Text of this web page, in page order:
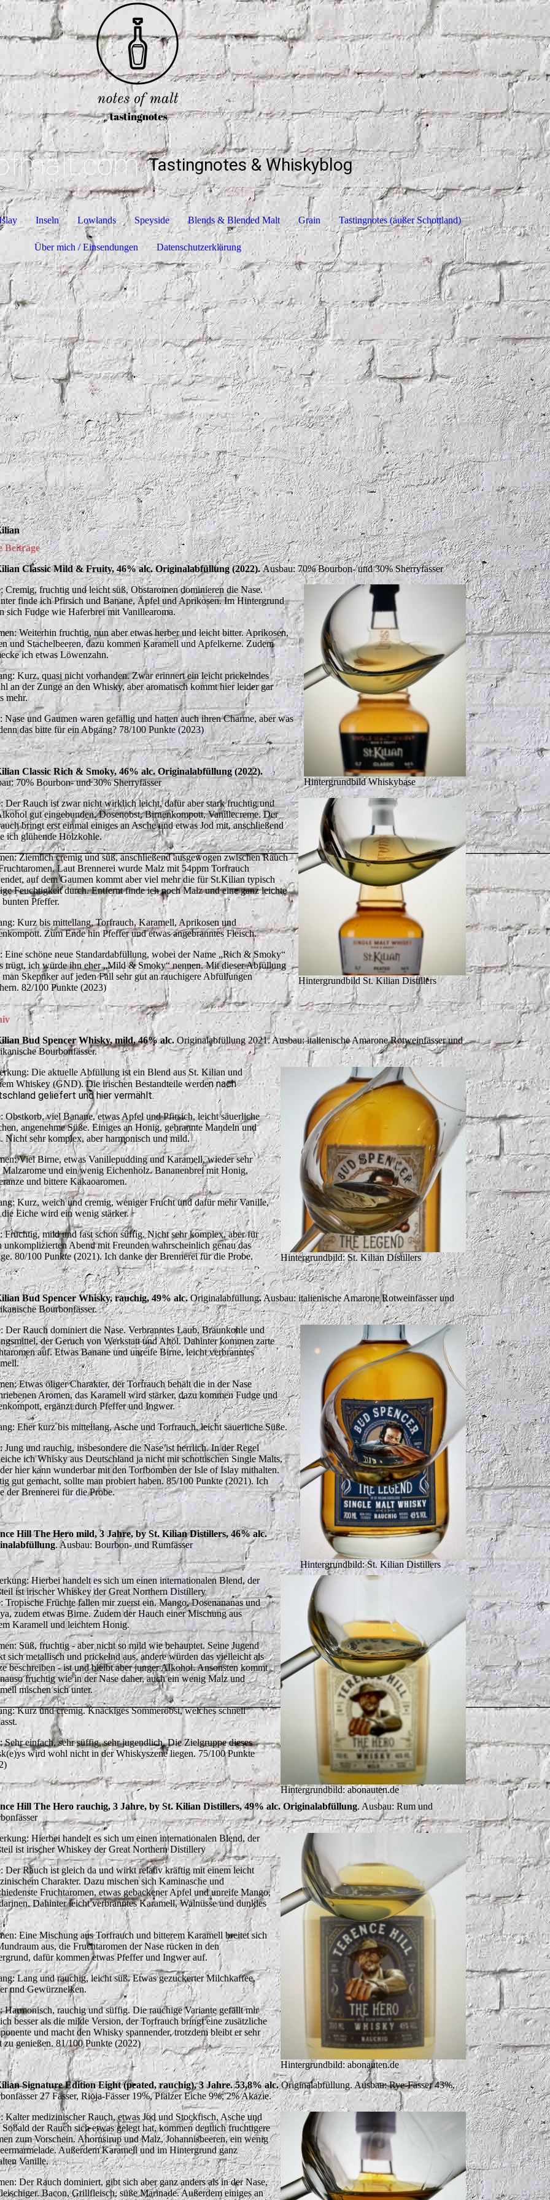
Tastingnotes & Whiskyblog
Inseln Lowlands Speyside Blends & Blended Malt Grain Tastingnotes (außer Schottland)
Über mich / Einsendungen Datenschutzerklärung
Beiträge
Classic Mild & Fruity, 46% alc. Originalabfüllung (2022).Ausbau: 70% Bourbon- und 30% Sherryfässer
Hintergrundbild Whiskybase
Cremig, fruchtig und leicht süß, Obstaromen dominieren die Nase.
finde ich Pfirsich und Banane, Äpfel und Aprikosen. Im Hintergrund
sich Fudge wie Haferbrei mit Vanillearoma.
Weiterhin fruchtig, nun aber etwas herber und leicht bitter. Aprikosen,
und Stachelbeeren, dazu kommen Karamell und Apfelkerne. Zudem
ich etwas Löwenzahn.
Kurz, quasi nicht vorhanden. Zwar erinnert ein leicht prickelndes
an der Zunge an den Whisky, aber aromatisch kommt hier leider gar
mehr.
Nase und Gaumen waren gefällig und hatten auch ihren Charme, aber was
das bitte für ein Abgang? 78/100 Punkte (2023)
Classic Rich & Smoky, 46% alc. Originalabfüllung (2022).
70% Bourbon- und 30% Sherryfässer
Hintergrundbild St. Kilian Distillers
Der Rauch ist zwar nicht wirklich leicht, dafür aber stark fruchtig und
gut eingebunden. Dosenobst, Birnenkompott, Vanillecreme. Der
bringt erst einmal einiges an Asche und etwas Jod mit, anschließend
ich glühende Holzkohle.
Ziemlich cremig und süß, anschließend ausgewogen zwischen Rauch
Laut Brennerei wurde Malz mit 54ppm Torfrauch
auf dem Gaumen kommt aber viel mehr die für St.Kilian typisch
Feuchtigkeit durch. Entfernt finde ich noch Malz und eine ganz leichte
bunten Pfeffer.
Kurz bis mittellang, Torfrauch, Karamell, Aprikosen und
Zum Ende hin Pfeffer und etwas angebranntes Fleisch.
Eine schöne neue Standardabfüllung, wobei der Name „Rich & Smoky“
trügt, ich würde ihn eher „Mild & Smoky“ nennen. Mit dieser Abfüllung
man Skeptiker auf jeden Fall sehr gut an rauchigere Abfüllungen
82/100 Punkte (2023)
Bud Spencer Whisky, mild, 46% alc. Originalabfüllung 2021. Ausbau: italienische Amarone Rotweinfässer und
Bourbonfässer.
Hintergrundbild: St. Kilian Distillers
Die aktuelle Abfüllung ist ein Blend aus St. Kilian und
Whiskey (GND). Die irischen Bestandteile werden nach
geliefert und hier vermählt.
Obstkorb, viel Banane, etwas Apfel und Pfirsich, leicht säuerliche
angenehme Süße. Einiges an Honig, gebrannte Mandeln und
Nicht sehr komplex, aber harmonisch und mild.
Viel Birne, etwas Vanillepudding und Karamell, wieder sehr
Malzarome und ein wenig Eichenholz. Bananenbrei mit Honig,
und bittere Kakaoaromen.
Kurz, weich und cremig, weniger Frucht und dafür mehr Vanille,
die Eiche wird ein wenig stärker.
Fruchtig, mild und fast schon süffig. Nicht sehr komplex, aber für
unkomplizierten Abend mit Freunden wahrscheinlich genau das
80/100 Punkte (2021). Ich danke der Brennerei für die Probe.
Bud Spencer Whisky, rauchig, 49% alc.Originalabfüllung.Ausbau: italienische Amarone Rotweinfässer und
Bourbonfässer.
Hintergrundbild: St. Kilian Distillers
Der Rauch dominiert die Nase. Verbranntes Laub, Braunkohle und
der Geruch von Werkstatt und Altöl. Dahinter kommen zarte
auf. Etwas Banane und unreife Birne, leicht verbranntes
Etwas öliger Charakter, der Torfrauch behält die in der Nase
Aromen, das Karamell wird stärker, dazu kommen Fudge und
ergänzt durch Pfeffer und Ingwer.
Eher kurz bis mittellang, Asche und Torfrauch, leicht säuerliche Süße.
Jung und rauchig, insbesondere die Nase ist herrlich. In der Regel
ich Whisky aus Deutschland ja nicht mit schottischen Single Malts,
hier kann wunderbar mit den Torfbomben der Isle of Islay mithalten.
gut gemacht, sollte man probiert haben. 85/100 Punkte (2021). Ich
der Brennerei für die Probe.
Hill The Hero mild, 3 Jahre, by St. Kilian Distillers, 46% alc.
. Ausbau: Bourbon- und Rumfässer
Hintergrundbild: abonauten.de
Hierbei handelt es sich um einen internationalen Blend, der
ist irischer Whiskey der Great Northern Distillery
Tropische Früchte fallen mir zuerst ein. Mango, Dosenananas und
zudem etwas Birne. Zudem der Hauch einer Mischung aus
Karamell und leichtem Honig.
Süß, fruchtig - aber nicht so mild wie behauptet. Seine Jugend
sich metallisch und prickelnd aus, andere würden das vielleicht als
beschreiben - ist und bleibt aber junger Alkohol. Ansonsten kommt
fruchtig wie in der Nase daher, auch ein wenig Malz und
mischen sich unter.
Kurz und cremig. Knackiges Sommerobst, welches schnell
Sehr einfach, sehr süffig, sehr jugendlich. Die Zielgruppe dieses
wird wohl nicht in der Whiskyszene liegen. 75/100 Punkte
Hill The Hero rauchig, 3 Jahre, by St. Kilian Distillers, 49% alc. Originalabfüllung. Ausbau: Rum und
Hintergrundbild: abonauten.de
Hierbei handelt es sich um einen internationalen Blend, der
ist irischer Whiskey der Great Northern Distillery
Der Rauch ist gleich da und wirkt relativ kräftig mit einem leicht
Charakter. Dazu mischen sich Kaminasche und
Fruchtaromen, etwas gebackener Apfel und unreife Mango,
Dahinter leicht verbranntes Karamell, Walnüsse und dunkles
Eine Mischung aus Torfrauch und bitterem Karamell breitet sich
aus, die Fruchtaromen der Nase rücken in den
dafür kommen etwas Pfeffer und Ingwer auf.
Lang und rauchig, leicht süß. Etwas gezuckerter Milchkaffee,
und Gewürznelken.
Harmonisch, rauchig und süffig. Die rauchige Variante gefällt mir
besser als die milde Version, der Torfrauch bringt eine zusätzliche
und macht den Whisky spannender, trotzdem bleibt er sehr
zu genießen. 81/100 Punkte (2022)
Signature Edition Eight (peated, rauchig), 3 Jahre. 53,8% alc.Originalabfüllung. Ausbau: Rye-Fässer 43%,
27 Fässer, Rioja-Fässer 19%, Pfälzer Eiche 9%, 2% Akazie.
Kalter medizinischer Rauch, etwas Jod und Stockfisch, Asche und
der Rauch sich etwas gelegt hat, kommen deutlich fruchtigere
zum Vorschein. Ahornsirup und Malz, Johannisbeeren, ein wenig
Außerdem Karamell und im Hintergrund ganz
Vanille.
Der Rauch dominiert, gibt sich aber ganz anders als in der Nase,
Bacon, Grillfleisch, süße Marinade. Außerdem einiges an